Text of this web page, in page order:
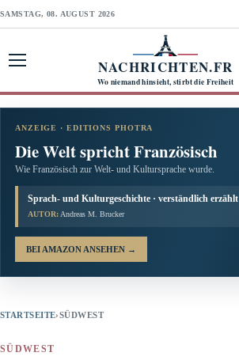
SAMSTAG, 08. AUGUST 2026
NACHRICHTEN.FR
Wo niemand hinsieht, stirbt die Freiheit
ANZEIGE · EDITIONS PHOTRA
Die Welt spricht Französisch
Wie Französisch zur Welt- und Kultursprache wurde.
Sprach- und Kulturgeschichte · verständlich erzählt
AUTOR: Andreas M. Brucker
BEI AMAZON ANSEHEN →
STARTSEITE›SÜDWEST
SÜDWEST